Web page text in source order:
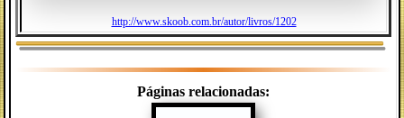
http://www.skoob.com.br/autor/livros/1202
Páginas relacionadas: